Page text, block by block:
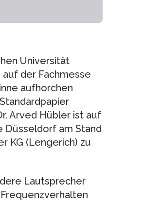
Universität
auf der Fachmesse
aufhorchen
Arved Hübler ist auf
am Stand
KG (Lengerich) zu
Lautsprecher